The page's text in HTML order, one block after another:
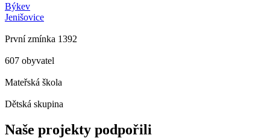
Býkev
Jenišovice
První zmínka 1392
607 obyvatel
Mateřská škola
Dětská skupina
Naše projekty podpořili